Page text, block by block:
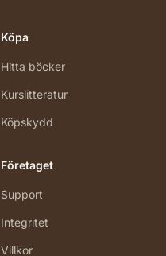
Köpa
Hitta böcker
Kurslitteratur
Köpskydd
Företaget
Support
Integritet
Villkor